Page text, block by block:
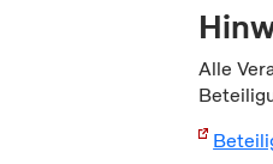
Alle